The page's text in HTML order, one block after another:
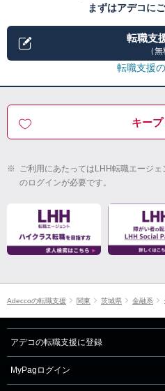
まずはアデコに
転職支
（無
転職支援
キープ
※ ご利用にあたってはLHH転職エージ
のログインが必要です。
Adeccoの転職支援 関東 茨城県 金融系
アデコの転職支援に登録
MyPagログイン